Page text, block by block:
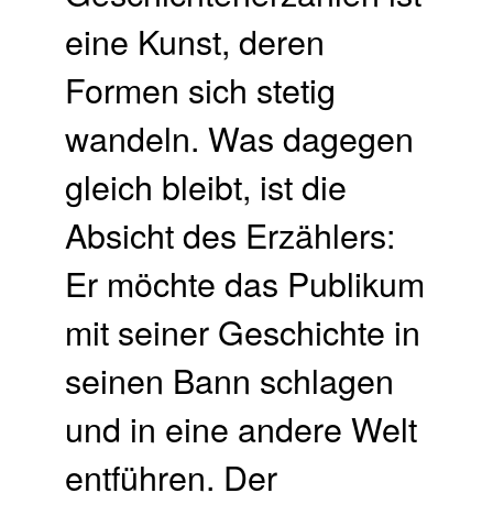
eine Kunst, deren
Formen sich stetig
wandeln. Was dagegen
gleich bleibt, ist die
Absicht des Erzählers:
Er möchte das Publikum
mit seiner Geschichte in
seinen Bann schlagen
und in eine andere Welt
entführen. Der